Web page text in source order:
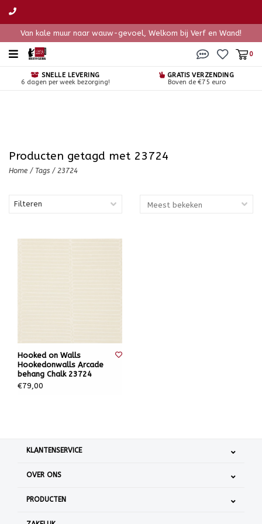
Van kale muur naar wauw-gevoel, Welkom bij Verf en Wand!
0
SNELLE LEVERING
6 dagen per week bezorging!
GRATIS VERZENDING
Boven de €75 euro
Producten getagd met 23724
Home / Tags / 23724
Filteren
Hooked on Walls
Hookedonwalls Arcade
behang Chalk 23724
€79,00
KLANTENSERVICE
OVER ONS
PRODUCTEN